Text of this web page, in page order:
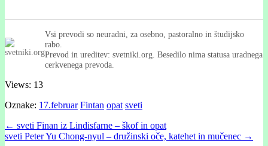
Vsi prevodi so neuradni, za osebno, pastoralno in študijsko
rabo.
Prevod in ureditev: svetniki.org. Besedilo nima statusa uradnega
cerkvenega prevoda.
Views: 13
Oznake: 17.februar Fintan opat sveti
Post
navigation
← sveti Finan iz Lindisfarne – škof in opat
sveti Peter Yu Chong-nyul – družinski oče, katehet in mučenec →